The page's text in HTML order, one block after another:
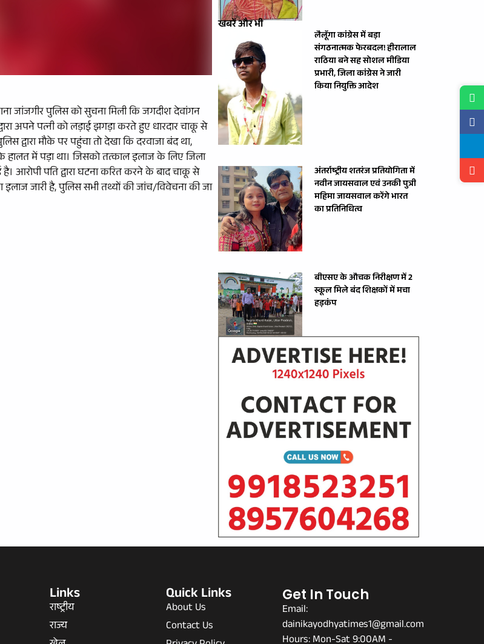
जांजगीर पुलिस को सुचना मिली कि जगदीश देवांगन
अपने पत्नी को लड़ाई झगड़ा करते हुए धारदार चाकू से
द्वारा मौके पर पहुंचा तो देखा कि दरवाजा बंद था,
के हालत में पड़ा था। जिसको तत्काल इलाज के लिए जिला
आरोपी पति द्वारा घटना करित करने के बाद चाकू से
जारी है, पुलिस सभी तथ्यों की जांच/विवेचना की जा
खबरें और भी
लैलूँगा कांग्रेस में बड़ा
संगठनात्मक फेरबदल! हीरालाल
राठिया बने सह सोशल मीडिया
प्रभारी, जिला कांग्रेस ने जारी
किया नियुक्ति आदेश
अंतर्राष्ट्रीय शतरंज प्रतियोगिता में
नवीन जायसवाल एवं उनकी पुत्री
महिमा जायसवाल करेंगे भारत
का प्रतिनिधित्व
बीएसए के औचक निरीक्षण में 2
स्कूल मिले बंद शिक्षकों में मचा
हड़कंप
Links
राष्ट्रीय
राज्य
Quick Links
About Us
Contact Us
Get In Touch
Email:
dainikayodhyatimes1@gmail.com